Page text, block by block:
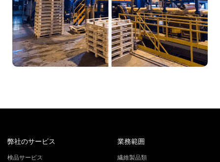
弊社のサービス
検品サービス
業務範囲
繊維製品類